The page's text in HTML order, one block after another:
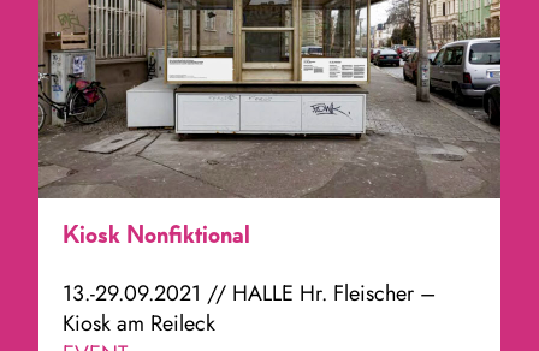
Kiosk Nonfiktional
13.-29.09.2021 // HALLE Hr. Fleischer –
Kiosk am Reileck